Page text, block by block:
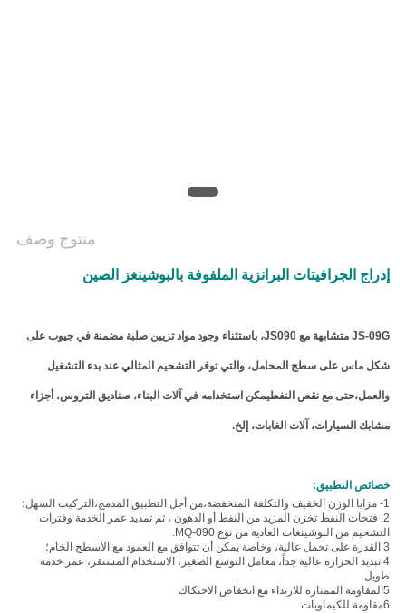
منتوج وصف
إدراج الجرافيتات البرانزية الملفوفة بالبوشينغز الصين
JS-09G متشابهة مع JS090، باستثناء وجود مواد تزيين صلبة مضمنة في جيوب على
شكل ماس على سطح المحامل، والتي توفر التشحيم المثالي عند بدء التشغيل
والعمل،حتى مع نقص النفطيمكن استخدامه في آلات البناء، صناديق التروس، أجزاء
مشابك السيارات، آلات الغابات، إلخ.
خصائص التطبيق:
1- مزايا الوزن الخفيف والتكلفة المنخفضة،من أجل التطبيق المدمج،التركيب السهل؛
2. فتحات النفط تخزن المزيد من النفط أو الدهون ، ثم تمديد عمر الخدمة وفترات
التشحيم من البوشينغات العادية من نوع MQ-090.
3 القدرة على تحمل عالية، وخاصة يمكن أن تتوافق مع العمود مع الأسطح الخام؛
4 تبديد الحرارة عالية جداً، معامل التوسع الصغير، الاستخدام المستقر، عمر خدمة
طويل.
5المقاومة الممتازة للارتداء مع انخفاض الاحتكاك
6مقاومة للكيماويات